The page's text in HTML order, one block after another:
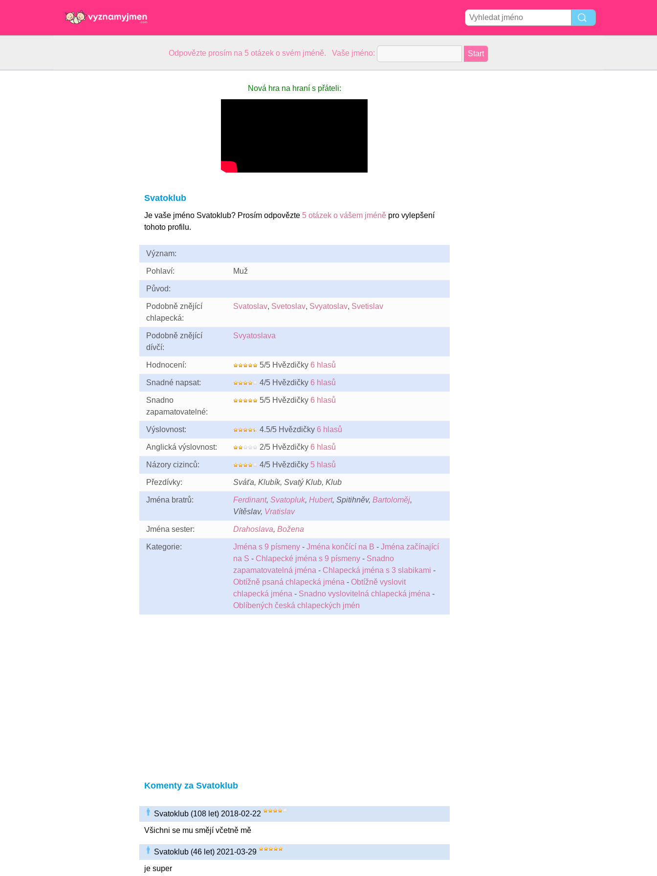
Odpovězte prosím na 5 otázek o svém jméně. Vaše jméno:
Nová hra na hraní s přáteli:
Svatoklub
Je vaše jméno Svatoklub? Prosím odpovězte 5 otázek o vášem jméněpro vylepšení
tohoto profilu.
Význam:
Pohlaví: Muž
Původ:
Podobně znějící
chlapecká:
Svatoslav, Svetoslav, Svyatoslav, Svetislav
Podobně znějící
dívčí:
Svyatoslava
Hodnocení: 5/5 Hvězdičky 6 hlasů
Snadné napsat: 4/5 Hvězdičky 6 hlasů
Snadno
zapamatovatelné:
5/5 Hvězdičky 6 hlasů
Výslovnost: 4.5/5 Hvězdičky 6 hlasů
Anglická výslovnost: 2/5 Hvězdičky 6 hlasů
Názory cizinců: 4/5 Hvězdičky 5 hlasů
Přezdívky: Sváťa, Klubík, Svatý Klub, Klub
Jména bratrů: Ferdinant, Svatopluk, Hubert, Spitihněv, Bartoloměj,
Vítěslav, Vratislav
Jména sester: Drahoslava, Božena
Kategorie: Jména s 9 písmeny- Jména končící na B - Jména začínající
na S - Chlapecké jména s 9 písmeny- Snadno
zapamatovatelná jména - Chlapecká jména s 3 slabikami -
Obtížně psaná chlapecká jména - Obtížně vyslovit
chlapecká jména - Snadno vyslovitelná chlapecká jména -
Oblíbených česká chlapeckých jmén
Komenty za Svatoklub
Svatoklub (108 let) 2018-02-22
Všichni se mu smějí včetně mě
Svatoklub (46 let) 2021-03-29
je super